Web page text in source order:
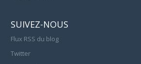
SUIVEZ-NOUS
Flux RSS du blog
Twitter